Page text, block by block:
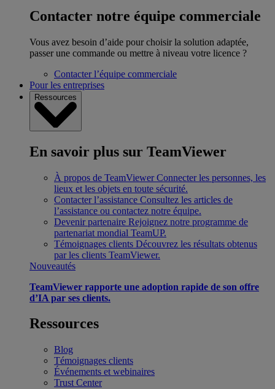
Contacter notre équipe commerciale
Vous avez besoin d’aide pour choisir la solution adaptée,
passer une commande ou mettre à niveau votre licence ?
Contacter l’équipe commerciale
Pour les entreprises
Ressources
En savoir plus sur TeamViewer
À propos de TeamViewer Connecter les personnes, les
lieux et les objets en toute sécurité.
Contacter l’assistance Consultez les articles de
l’assistance ou contactez notre équipe.
Devenir partenaire Rejoignez notre programme de
partenariat mondial TeamUP.
Témoignages clients Découvrez les résultats obtenus
par les clients TeamViewer.
Nouveautés
TeamViewer rapporte une adoption rapide de son offre
d’IA par ses clients.
Ressources
Blog
Témoignages clients
Événements et webinaires
Trust Center